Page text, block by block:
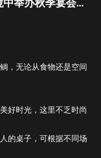
举办秋季宴会...
，无论从食物还是空间
好时光，这里不乏时尚
的桌子，可根据不同场